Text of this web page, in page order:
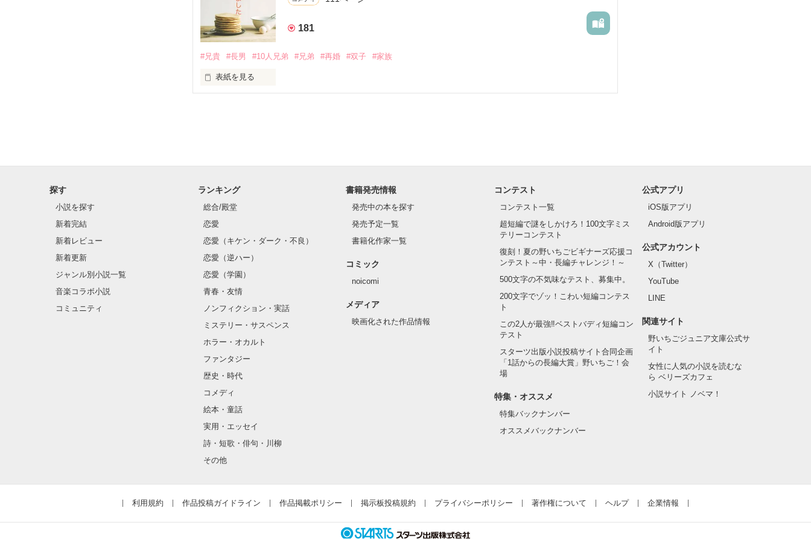
♔ コメディ1位 ♔
(2018.9.8)
「ねぇねぇ〜、藤く〜ん！」
「っうるさい！俺の近くに寄ってくんな」
どんなに冷たくされても
私は藤くんが大好きなんです。
読者数378名100万PV突破(2015.05.12)
読者数668名200万PV突破(2015.06.18)
読者数819名300万PV突破(2015.07.30)
読者数960名400万PV突破(2015.09.06)
読者数1104名500万PV突破(2015.11.09)
読者数1280名600万PV突破(2016.02.22)
読者数1434名700万PV突破(2016.04.20)
読者数1585名800万PV突破(2016.09.27)
読者数1966名1000万PV突破(2017.08.17)
181
#兄貴 #長男 #10人兄弟 #兄弟 #再婚 #双子 #家族
表紙を見る
ある日突然……。
「今日からこの子達がお前の弟だ！」
だけど……。
「「兄貴ー、そろそろ仕事ー」」
「「俺らも部活ー」」
探す
小説を探す
新着完結
新着レビュー
新着更新
ジャンル別小説一覧
音楽コラボ小説
コミュニティ
ランキング
総合/殿堂
恋愛
恋愛（キケン・ダーク・不良）
恋愛（逆ハー）
恋愛（学園）
青春・友情
ノンフィクション・実話
ミステリー・サスペンス
ホラー・オカルト
ファンタジー
歴史・時代
コメディ
絵本・童話
実用・エッセイ
詩・短歌・俳句・川柳
その他
書籍発売情報
発売中の本を探す
発売予定一覧
書籍化作家一覧
コミック
noicomi
メディア
映画化された作品情報
コンテスト
コンテスト一覧
超短編で謎をしかけろ！100文字ミス
テリーコンテスト
復刻！夏の野いちごビギナーズ応援コ
ンテスト～中・長編チャレンジ！～
500文字の不気味なテスト、募集中。
200文字でゾッ！こわい短編コンテス
ト
この2人が最強‼ベストバディ短編コン
テスト
スターツ出版小説投稿サイト合同企画
「1話からの長編大賞」野いちご！会
場
特集・オススメ
特集バックナンバー
オススメバックナンバー
公式アプリ
iOS版アプリ
Android版アプリ
公式アカウント
X（Twitter）
YouTube
LINE
関連サイト
野いちごジュニア文庫公式サ
イト
女性に人気の小説を読むな
ら ベリーズカフェ
小説サイト ノベマ！
利用規約 作品投稿ガイドライン 作品掲載ポリシー 掲示板投稿規約 プライバシーポリシー 著作権について ヘルプ 企業情報